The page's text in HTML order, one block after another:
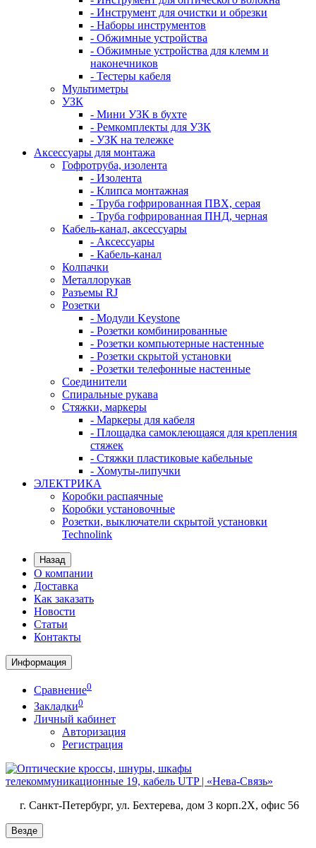
- Инструмент для очистки и обрезки
- Наборы инструментов
- Обжимные устройства
- Обжимные устройства для клемм и
наконечников
- Тестеры кабеля
Мультиметры
УЗК
- Мини УЗК в бухте
- Ремкомплекты для УЗК
- УЗК на тележке
Аксессуары для монтажа
Гофротруба, изолента
- Изолента
- Клипса монтажная
- Труба гофрированная ПВХ, серая
- Труба гофрированная ПНД, черная
Кабель-канал, аксессуары
- Аксессуары
- Кабель-канал
Колпачки
Металлорукав
Разъемы RJ
Розетки
- Модули Keystone
- Розетки комбинированные
- Розетки компьютерные настенные
- Розетки скрытой установки
- Розетки телефонные настенные
Соединители
Спиральные рукава
Стяжки, маркеры
- Маркеры для кабеля
- Площадка самоклеющаяся для крепления
стяжек
- Стяжки пластиковые кабельные
- Хомуты-липучки
ЭЛЕКТРИКА
Коробки распаячные
Коробки установочные
Розетки, выключатели скрытой установки
Technolink
Назад
О компании
Доставка
Как заказать
Новости
Статьи
Контакты
Информация
Сравнение0
Закладки0
Личный кабинет
Авторизация
Регистрация
г. Санкт-Петербург, ул. Бехтерева, дом 3 корп.2X, офис 56
Везде